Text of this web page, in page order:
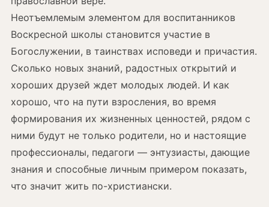
Неотъемлемым элементом для воспитанников
Воскресной школы становится участие в
Богослужении, в таинствах исповеди и причастия.
Сколько новых знаний, радостных открытий и
хороших друзей ждет молодых людей. И как
хорошо, что на пути взросления, во время
формирования их жизненных ценностей, рядом с
ними будут не только родители, но и настоящие
профессионалы, педагоги — энтузиасты, дающие
знания и способные личным примером показать,
что значит жить по-христиански.